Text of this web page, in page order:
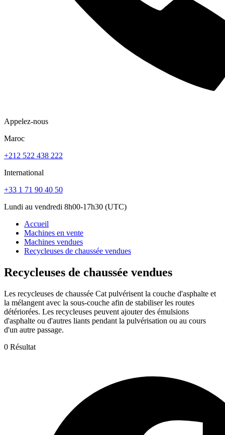
Appelez-nous
Maroc
+212 522 438 222
International
+33 1 71 90 40 50
Lundi au vendredi 8h00-17h30 (UTC)
Accueil
Machines en vente
Machines vendues
Recycleuses de chaussée vendues
Recycleuses de chaussée vendues
Les recycleuses de chaussée Cat pulvérisent la couche d'asphalte et
la mélangent avec la sous-couche afin de stabiliser les routes
détériorées. Les recycleuses peuvent ajouter des émulsions
d'asphalte ou d'autres liants pendant la pulvérisation ou au cours
d'un autre passage.
0 Résultat